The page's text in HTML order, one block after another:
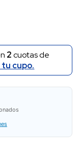
2cuotas de
cupo.